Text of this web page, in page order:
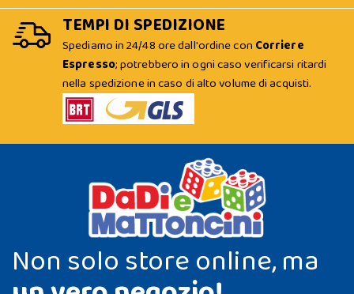
TEMPI DI SPEDIZIONE
Spediamo in 24/48 ore dall'ordine con Corriere
Espresso; potrebbero in ogni caso verificarsi ritardi
nella spedizione in caso di alto volume di acquisti.
Non solo store online, ma